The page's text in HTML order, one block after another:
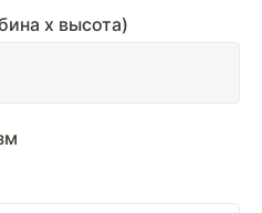
х высота)